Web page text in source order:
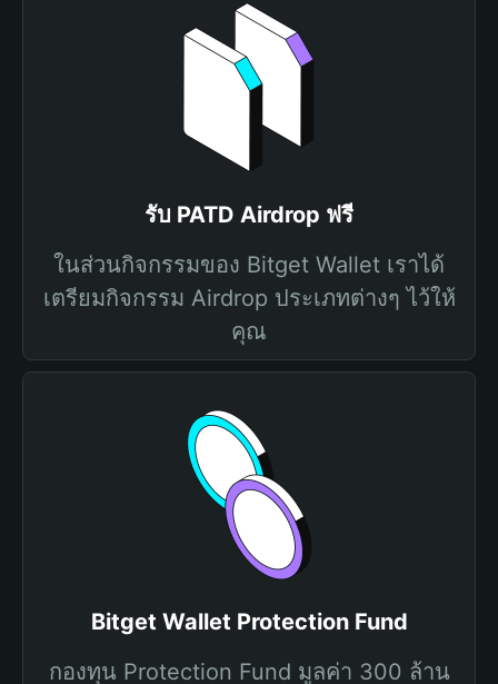
รับ PATD Airdrop ฟรี
ในส่วนกิจกรรมของ Bitget Wallet เราได้
เตรียมกิจกรรม Airdrop ประเภทต่างๆ ไว้ให้
คุณ
Bitget Wallet Protection Fund
กองทุน Protection Fund มูลค่า 300 ล้าน